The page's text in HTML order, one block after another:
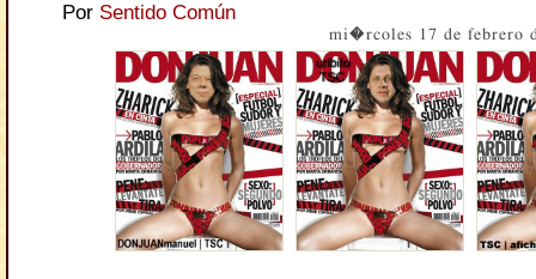
Por Sentido Común
mi�rcoles 17 de febrero